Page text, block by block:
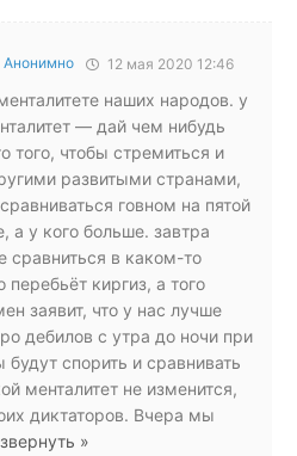
Анонимно 12 мая 2020 12:46
наших народов. у
— дай чем нибудь
того, чтобы стремиться и
развитыми странами,
говном на пятой
а у кого больше. завтра
сравниться в каком-то
перебьёт киргиз, а того
заявит, что у нас лучше
дебилов с утра до ночи при
спорить и сравнивать
менталитет не изменится,
диктаторов. Вчера мы
»